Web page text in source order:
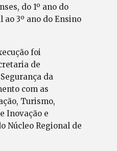
do 1º ano do
3º ano do Ensino
foi
de
da
com as
Turismo,
Inovação e
Núcleo Regional de